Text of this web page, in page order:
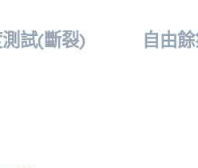
試(斷裂) 自由